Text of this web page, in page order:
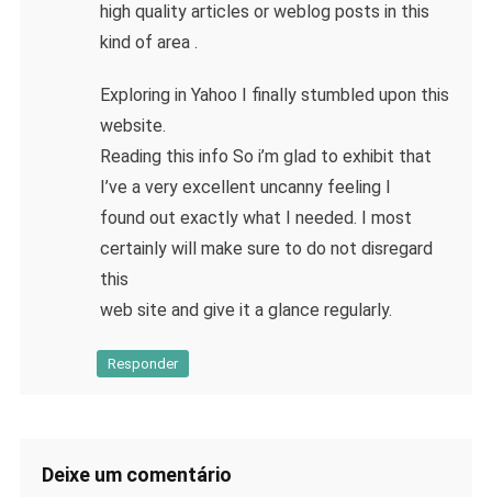
high quality articles or weblog posts in this
kind of area .
Exploring in Yahoo I finally stumbled upon this
website.
Reading this info So i’m glad to exhibit that
I’ve a very excellent uncanny feeling I
found out exactly what I needed. I most
certainly will make sure to do not disregard
this
web site and give it a glance regularly.
Responder
Deixe um comentário